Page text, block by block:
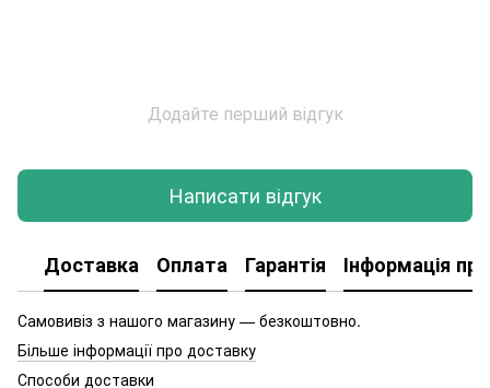
Додайте перший відгук
Написати відгук
Доставка Оплата Гарантія Інформація
Самовивіз з нашого магазину — безкоштовно.
Більше інформації про доставку
Способи доставки